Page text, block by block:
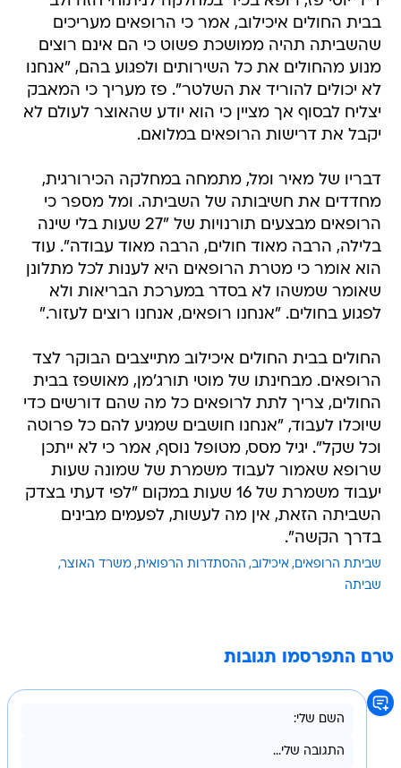
מנוע מהחולים את כל השירותים ולפגוע בהם, "אנחנו
לא יכולים להוריד את השלטר". פז מעריך כי המאבק
יצליח לבסוף אך מציין כי הוא יודע שהאוצר לעולם לא
יקבל את דרישות הרופאים במלואם.
דבריו של מאיר ומל, מתמחה במחלקה הכירורגית,
הרופאים מבצעים תורנויות של "27 שעות בלי שינה
בלילה, הרבה מאוד חולים, הרבה מאוד עבודה". עוד
הוא אומר כי מטרת הרופאים היא לענות לכל מתלונן
שאומר שמשהו לא בסדר במערכת הבריאות ולא
לפגוע בחולים. "אנחנו רופאים, אנחנו רוצים לעזור."
החולים בבית החולים איכילוב מתייצבים הבוקר לצד
החולים, צריך לתת לרופאים כל מה שהם דורשים כדי
שיוכלו לעבוד, "אנחנו חושבים שמגיע להם כל פרוטה
וכל שקל". יגיל מסס, מטופל נוסף, אמר כי לא ייתכן
שרופא שאמור לעבוד משמרת של שמונה שעות
יעבוד משמרת של 16 שעות במקום "לפי דעתי בצדק
השביתה הזאת, אין מה לעשות, לפעמים מבינים
בדרך הקשה".
שביתת הרופאים איכילוב ההסתדרות הרפואית משרד האוצר
שביתה